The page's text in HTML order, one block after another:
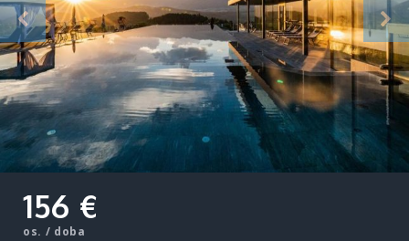
156 €
os. / doba